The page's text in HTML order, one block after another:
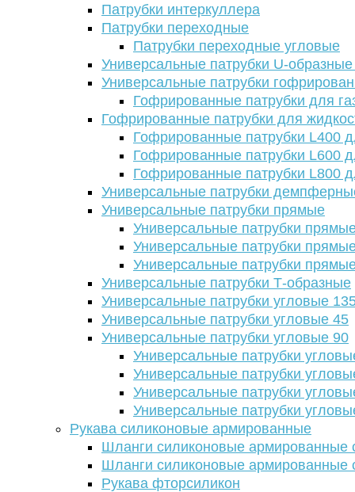
Патрубки интеркуллера
Патрубки переходные
Патрубки переходные угловые
Универсальные патрубки U-
Универсальные патрубки
Гофрированные патрубки для
Гофрированные патрубки для
Гофрированные патрубки L400
Гофрированные патрубки L600
Гофрированные патрубки L800
Универсальные патрубки
Универсальные патрубки прямые
Универсальные патрубки
Универсальные патрубки
Универсальные патрубки
Универсальные патрубки Т-образные
Универсальные патрубки угловые
Универсальные патрубки угловые 45
Универсальные патрубки угловые 90
Универсальные патрубки
Универсальные патрубки
Универсальные патрубки
Универсальные патрубки
Рукава силиконовые армированные
Шланги силиконовые армированные
Шланги силиконовые армированные
Рукава фторсиликон